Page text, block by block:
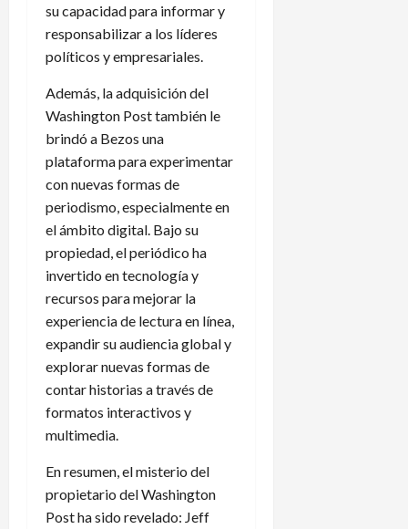
su capacidad para informar y
responsabilizar a los líderes
políticos y empresariales.
Además, la adquisición del
Washington Post también le
brindó a Bezos una
plataforma para experimentar
con nuevas formas de
periodismo, especialmente en
el ámbito digital. Bajo su
propiedad, el periódico ha
invertido en tecnología y
recursos para mejorar la
experiencia de lectura en línea,
expandir su audiencia global y
explorar nuevas formas de
contar historias a través de
formatos interactivos y
multimedia.
En resumen, el misterio del
propietario del Washington
Post ha sido revelado: Jeff